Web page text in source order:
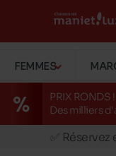
FEMMES
PRIX RONDS !
Des milliers🚛
✅